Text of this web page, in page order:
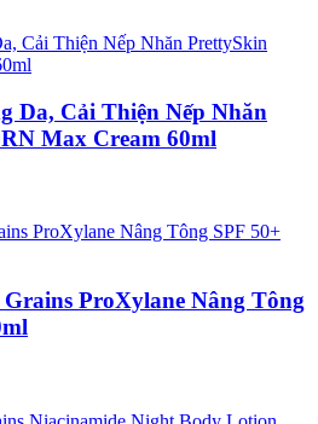
Da, Cải Thiện Nếp Nhăn
Max Cream 60ml
ProXylane Nâng Tông